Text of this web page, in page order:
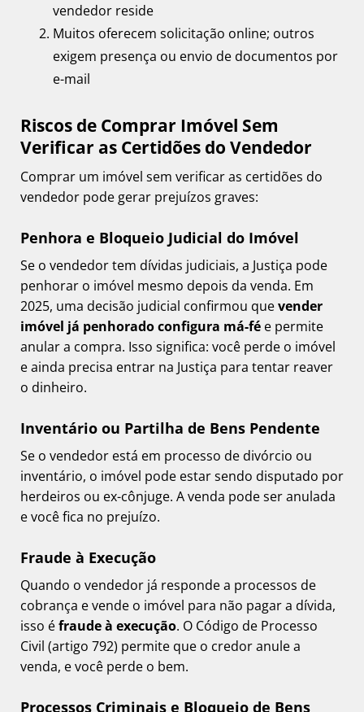
vendedor reside
Muitos oferecem solicitação online; outros
exigem presença ou envio de documentos por
e-mail
Riscos de Comprar Imóvel Sem
Verificar as Certidões do Vendedor
Comprar um imóvel sem verificar as certidões do
vendedor pode gerar prejuízos graves:
Penhora e Bloqueio Judicial do Imóvel
Se o vendedor tem dívidas judiciais, a Justiça pode
penhorar o imóvel mesmo depois da venda. Em
2025, uma decisão judicial confirmou quevender
imóvel já penhorado configura má-fé e permite
anular a compra. Isso significa: você perde o imóvel
e ainda precisa entrar na Justiça para tentar reaver
o dinheiro.
Inventário ou Partilha de Bens Pendente
Se o vendedor está em processo de divórcio ou
inventário, o imóvel pode estar sendo disputado por
herdeiros ou ex-cônjuge. A venda pode ser anulada
e você fica no prejuízo.
Fraude à Execução
Quando o vendedor já responde a processos de
cobrança e vende o imóvel para não pagar a dívida,
isso éfraude à execução. O Código de Processo
Civil (artigo 792) permite que o credor anule a
venda, e você perde o bem.
Processos Criminais e Bloqueio de Bens